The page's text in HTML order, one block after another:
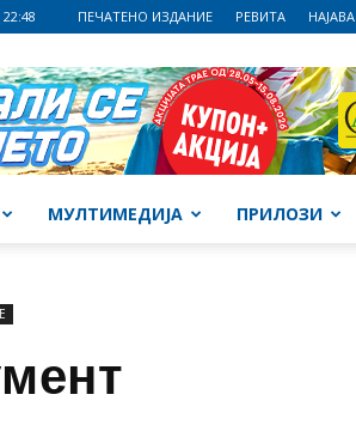
ПЕЧАТЕНО ИЗДАНИЕ РЕВИТА НАЈАВА
МУЛТИМЕДИЈА ПРИЛОЗИ